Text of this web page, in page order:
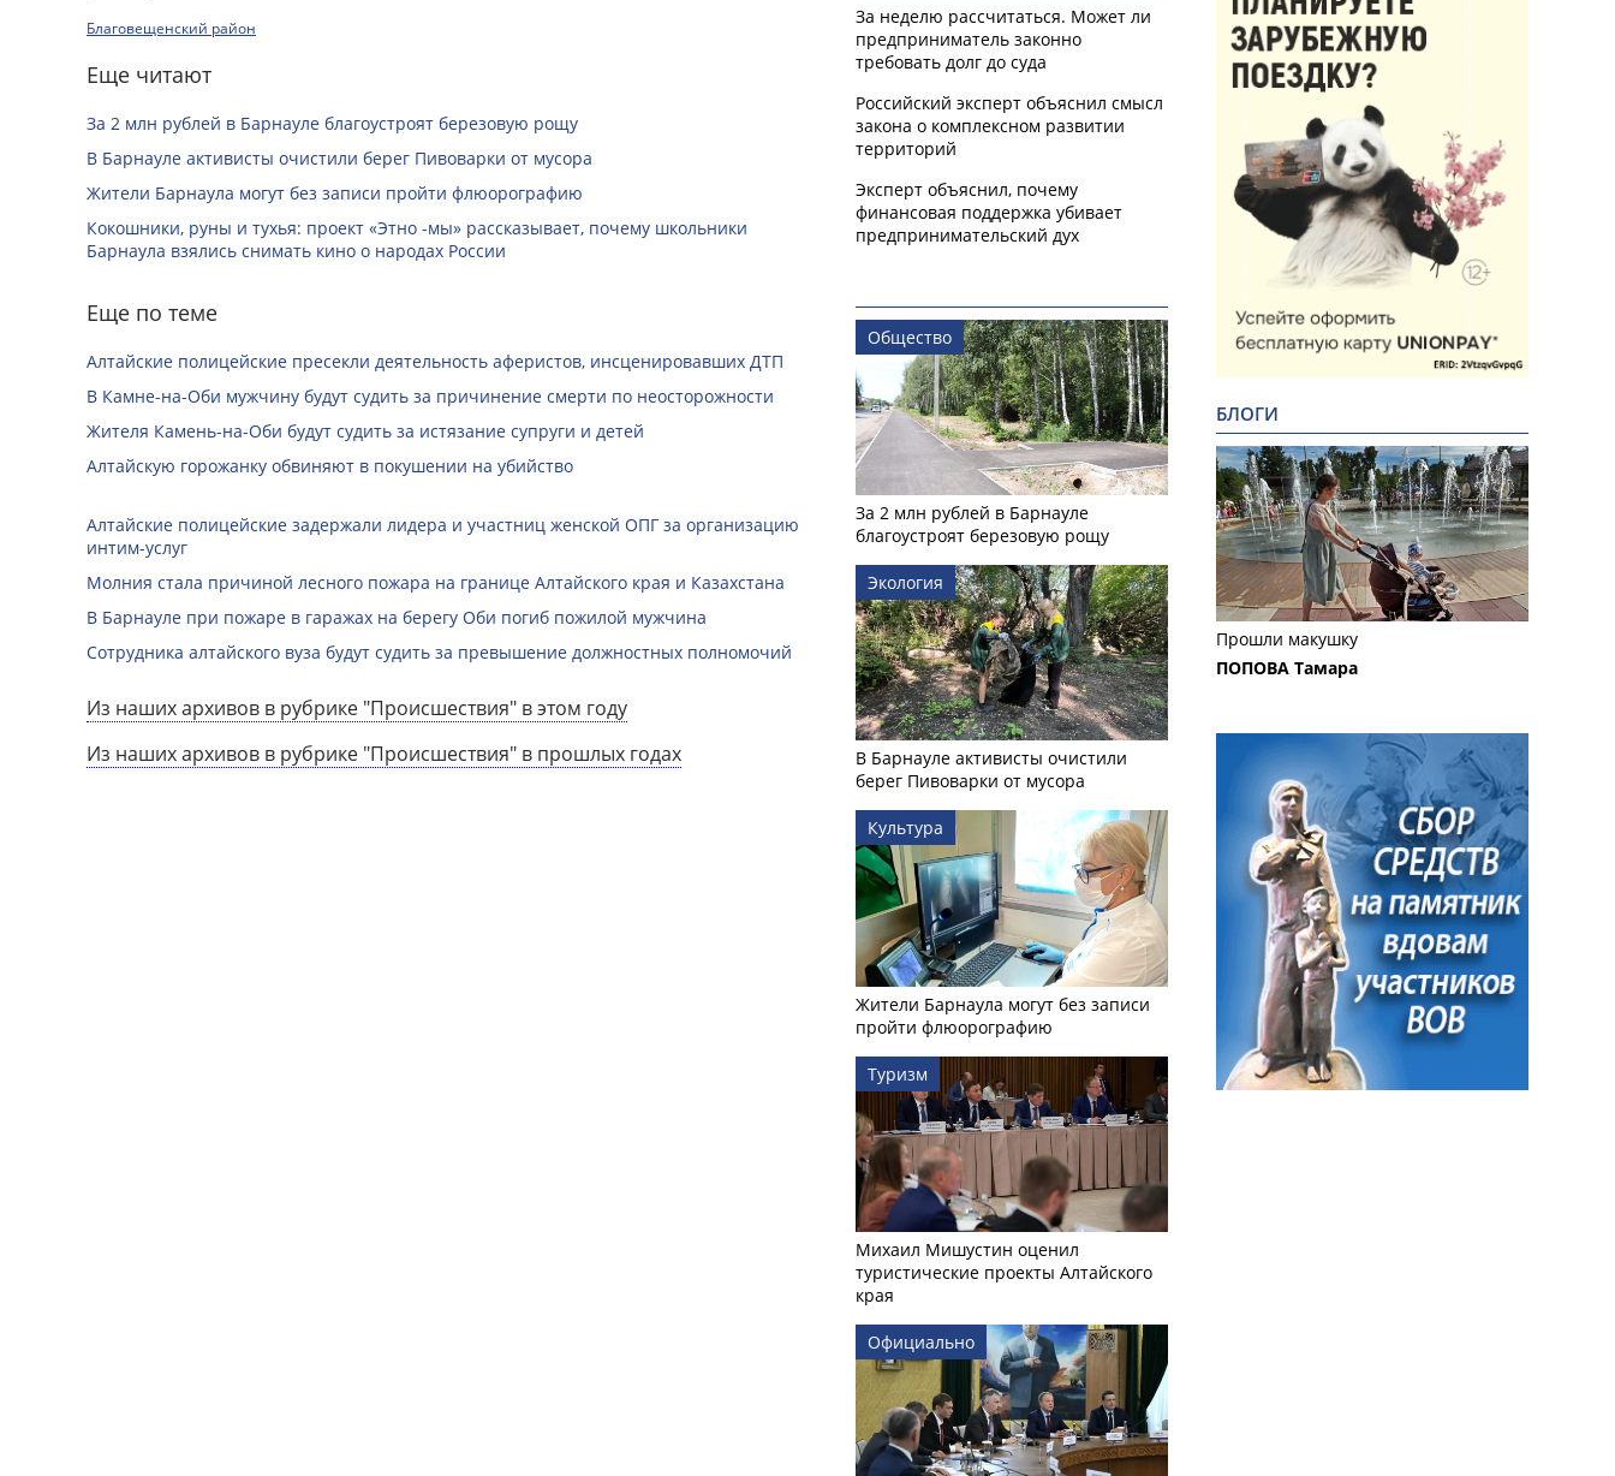
Благовещенский район
Еще читают
За 2 млн рублей в Барнауле благоустроят березовую рощу
В Барнауле активисты очистили берег Пивоварки от мусора
Жители Барнаула могут без записи пройти флюорографию
Кокошники, руны и тухья: проект «Этно -мы» рассказывает, почему школьники
Барнаула взялись снимать кино о народах России
Еще по теме
Алтайские полицейские пресекли деятельность аферистов, инсценировавших ДТП
В Камне-на-Оби мужчину будут судить за причинение смерти по неосторожности
Жителя Камень-на-Оби будут судить за истязание супруги и детей
Алтайскую горожанку обвиняют в покушении на убийство
Алтайские полицейские задержали лидера и участниц женской ОПГ за организацию
интим-услуг
Молния стала причиной лесного пожара на границе Алтайского края и Казахстана
В Барнауле при пожаре в гаражах на берегу Оби погиб пожилой мужчина
Сотрудника алтайского вуза будут судить за превышение должностных полномочий
Из наших архивов в рубрике "Происшествия" в этом году
Из наших архивов в рубрике "Происшествия" в прошлых годах
За неделю рассчитаться. Может ли
предприниматель законно
требовать долг до суда
Российский эксперт объяснил смысл
закона о комплексном развитии
территорий
Эксперт объяснил, почему
финансовая поддержка убивает
предпринимательский дух
Общество
За 2 млн рублей в Барнауле
благоустроят березовую рощу
Экология
В Барнауле активисты очистили
берег Пивоварки от мусора
Культура
Жители Барнаула могут без записи
пройти флюорографию
Туризм
Михаил Мишустин оценил
туристические проекты Алтайского
края
Официально
БЛОГИ
Прошли макушку
ПОПОВА Тамара